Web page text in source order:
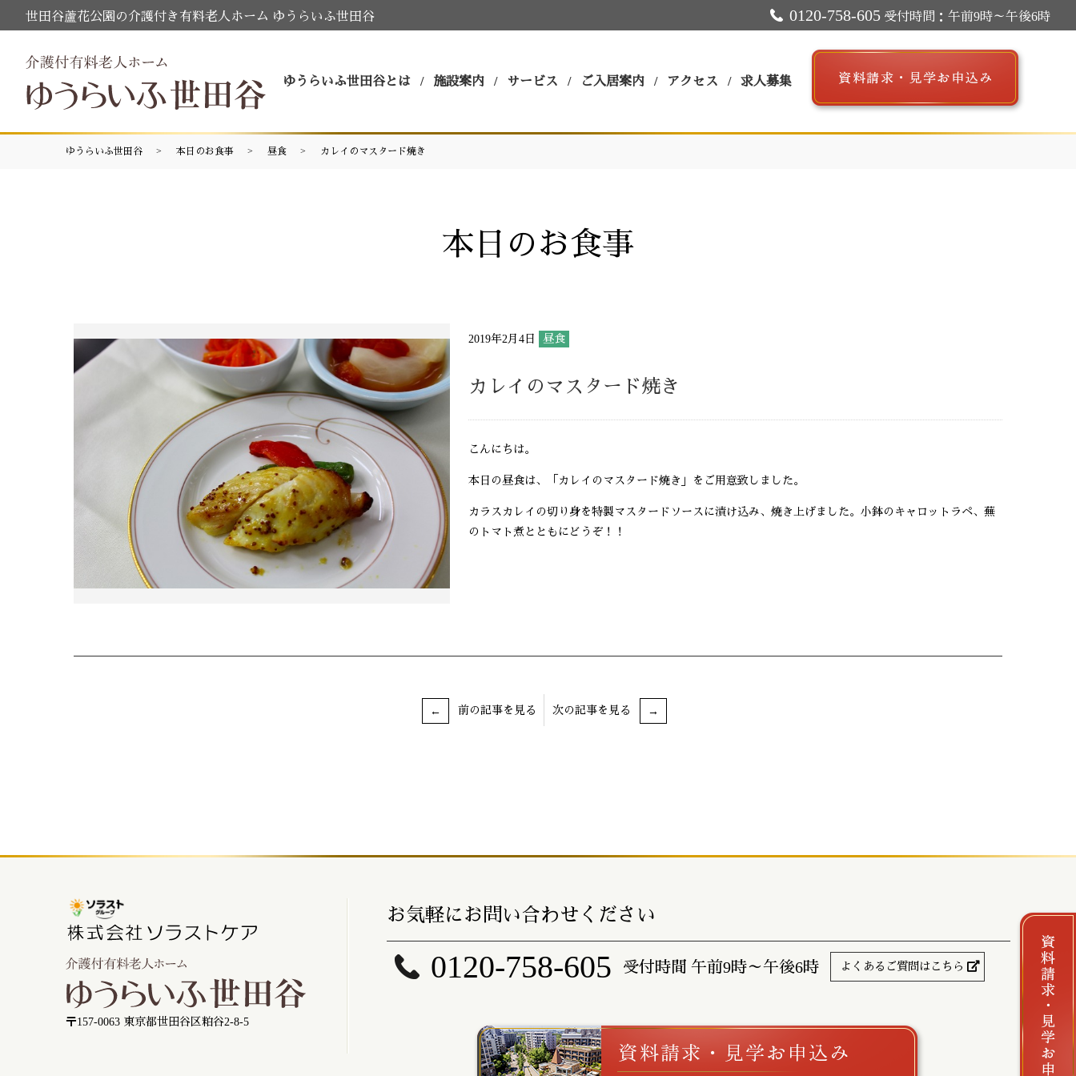
世田谷蘆花公園の介護付き有料老人ホーム ゆうらいふ世田谷 0120-758-605 受付時間：午前9時～午後6時
ゆうらいふ世田谷とは 施設案内 サービス ご入居案内 アクセス 求人募集
ゆうらいふ世田谷 本日のお食事 昼食 カレイのマスタード焼き
本日のお食事
2019年2月4日 昼食
カレイのマスタード焼き
こんにちは。
本日の昼食は、「カレイのマスタード焼き」をご用意致しました。
カラスカレイの切り身を特製マスタードソースに漬け込み、焼き上げました。小鉢のキャロットラペ、蕪
のトマト煮とともにどうぞ！！
前の記事を見る 次の記事を見る
〒157-0063 東京都世田谷区粕谷2-8-5
お気軽にお問い合わせください
0120-758-605 受付時間 午前9時～午後6時 よくあるご質問はこちら